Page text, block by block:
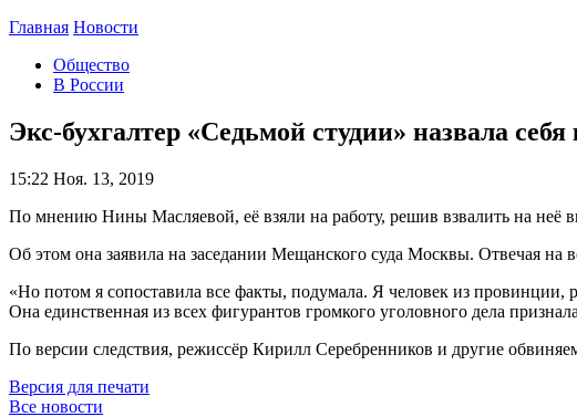
Главная Новости
Общество
В России
Экс-бухгалтер «Седьмой студии» назвала
15:22 Ноя. 13, 2019
По мнению Нины Масляевой, её взяли на работу, решив взвалить на неё
Об этом она заявила на заседании Мещанского суда Москвы. Отвечая на
«Но потом я сопоставила все факты, подумала. Я человек из
Она единственная из всех фигурантов громкого уголовного дела
По версии следствия, режиссёр Кирилл Серебренников и другие
Версия для печати
Все новости